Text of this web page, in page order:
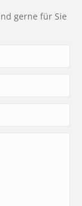
gerne für Sie